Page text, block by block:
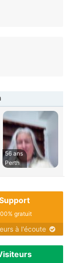
56 ans
Perth
gratuit
à l'écoute